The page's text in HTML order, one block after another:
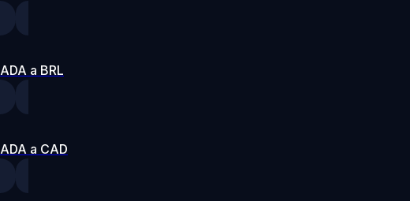
ADA a BRL
ADA a CAD